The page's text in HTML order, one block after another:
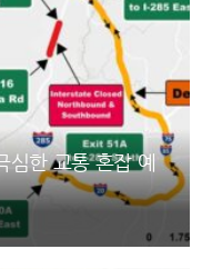
한 교통 혼잡 예